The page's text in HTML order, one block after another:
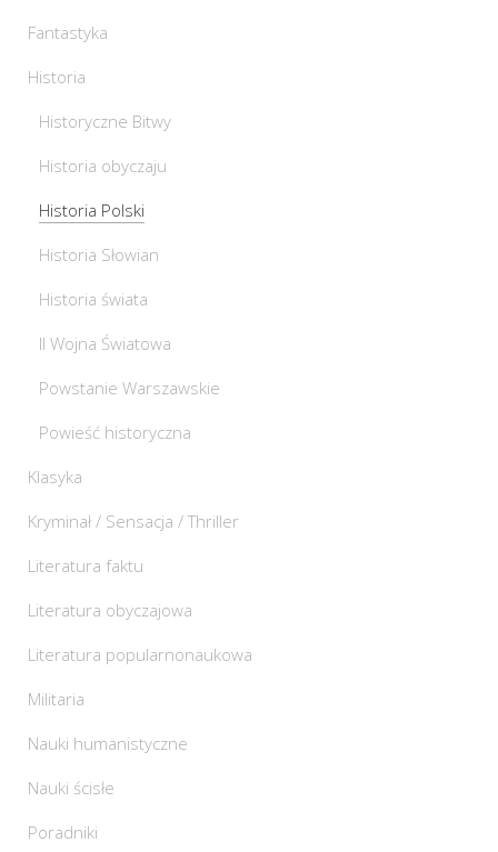
Fantastyka
Historia
Historyczne Bitwy
Historia obyczaju
Historia Polski
Historia Słowian
Historia świata
II Wojna Światowa
Powstanie Warszawskie
Powieść historyczna
Klasyka
Kryminał / Sensacja / Thriller
Literatura faktu
Literatura obyczajowa
Literatura popularnonaukowa
Militaria
Nauki humanistyczne
Nauki ścisłe
Poradniki